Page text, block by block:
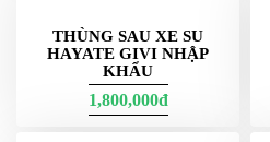
HÀNGTHÙNG SAU XE SU
HAYATE GIVI NHẬP
KHẨU
1,800,000đ